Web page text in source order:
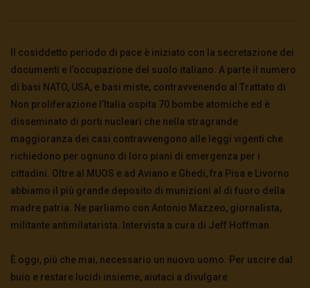
8 Agosto 2026 - LUD:7 Agosto 2026
31 0 0
7 Agosto 2026 - LUD:7
67 0 0
Il cosiddetto periodo di pace è iniziato con la secretazione dei
documenti e l’occupazione del suolo italiano. A parte il numero
di basi NATO, USA, e basi miste, contravvenendo al Trattato di
Non proliferazione l’Italia ospita 70 bombe atomiche ed è
disseminato di porti nucleari che nella stragrande
maggioranza dei casi contravvengono alle leggi vigenti che
richiedono per ognuno di loro piani di emergenza per i
cittadini. Oltre al MUOS e ad Aviano e Ghedi, fra Pisa e Livorno
abbiamo il più grande deposito di munizioni al di fuoro della
madre patria. Ne parliamo con Antonio Mazzeo, giornalista,
militante antimilatarista. Intervista a cura di Jeff Hoffman
È oggi, più che mai, necessario un nuovo uomo. Per uscire dal
buio e restare lucidi insieme, aiutaci a divulgare